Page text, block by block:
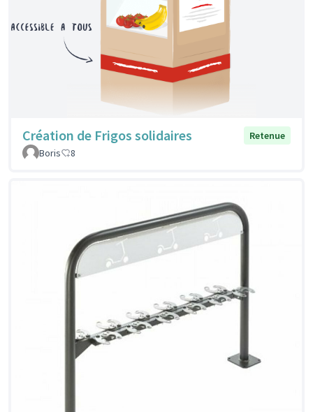
Création de Frigos solidaires
Retenue
Boris
8